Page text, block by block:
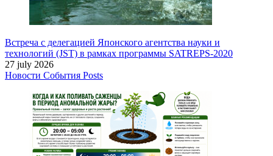
Встреча с делегацией Японского агентства науки и
технологий (JST) в рамках программы SATREPS-2020
27 july 2026
Новости События Posts